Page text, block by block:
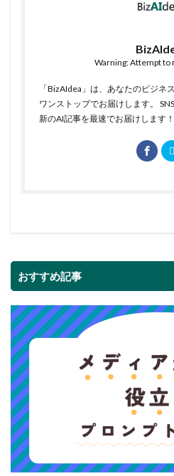
Warning: Attempt to
「BizAIdea」は、あなたのビジネ
ワンストップでお届けします。
新のAI記事を最速でお届けします！
おすすめ記事